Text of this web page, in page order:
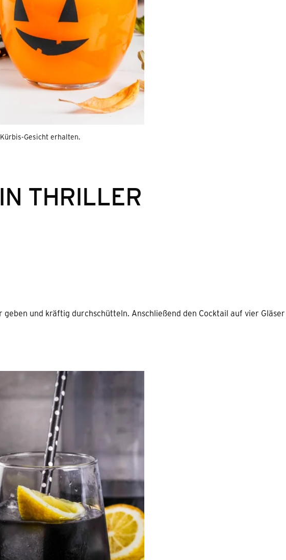
Gesicht erhalten.
THRILLER
und kräftig durchschütteln. Anschließend den Cocktail auf vier